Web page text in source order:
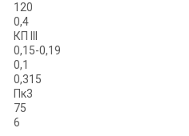
120
0,4
КП III
0,15-0,19
0,1
0,315
Пк3
75
6